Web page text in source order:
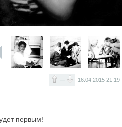
— 16.04.201521:19
первым!